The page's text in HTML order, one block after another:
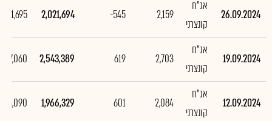
26.09.2024
אג"ח
קונצרני
2,159
-545
2,021,694
-521,695
19.09.2024
אג"ח
קונצרני
2,703
619
2,543,389
577,060
12.09.2024
אג"ח
קונצרני
2,084
601
1,966,329
563,090